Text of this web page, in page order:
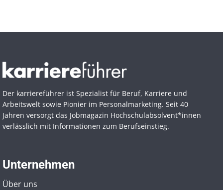
Der karriereführer ist Spezialist für Beruf, Karriere und
Arbeitswelt sowie Pionier im Personal­marketing. Seit 40
Jahren versorgt das Jobmagazin Hochschul­absolvent*innen
verlässlich mit Informationen zum Berufseinstieg.
Unternehmen
Über uns